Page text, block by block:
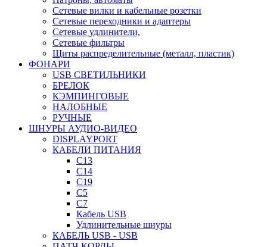
Сетевые вилки и кабельные розетки
Сетевые переходники и адаптеры
Сетевые удлинители,
Сетевые фильтры
Щиты распределительные (металл, пластик)
ФОНАРИ
USB СВЕТИЛЬНИКИ
БРЕЛОК
КЭМПИНГОВЫЕ
НАЛОБНЫЕ
РУЧНЫЕ
ШНУРЫ АУДИО-ВИДЕО
DISPLAYPORT
КАБЕЛИ ПИТАНИЯ
C13
C14
C19
C5
C7
Кабель USB
Удлинительные шнуры
КАБЕЛЬ USB - USB